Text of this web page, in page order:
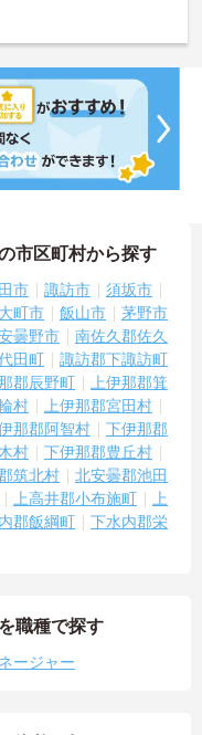
市区町村から探す
市 諏訪市
須坂市
大町市 飯山市
茅野市
曇野市
南佐久郡佐久
田町
諏訪郡下諏訪町
那郡辰野町
上伊那郡箕
村
上伊那郡宮田村
那郡阿智村
下伊那郡
村
下伊那郡豊丘村
筑北村
北安曇郡池田
上高井郡小布施町
上
内郡飯綱町
下水内郡栄
職種で探す
ージャー